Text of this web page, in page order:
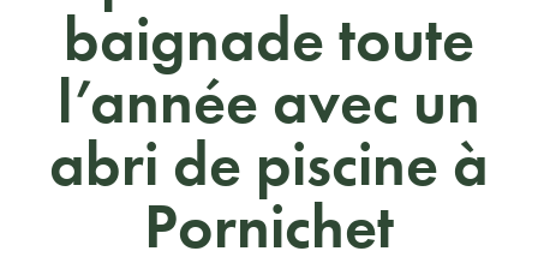
baignade toute
l’année avec un
abri de piscine à
Pornichet